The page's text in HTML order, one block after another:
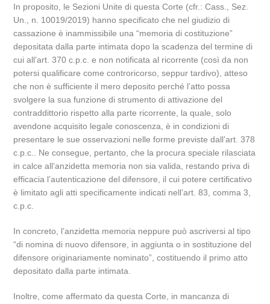
In proposito, le Sezioni Unite di questa Corte (cfr.: Cass., Sez.
Un., n. 10019/2019) hanno specificato che nel giudizio di
cassazione è inammissibile una “memoria di costituzione”
depositata dalla parte intimata dopo la scadenza del termine di
cui all’art. 370 c.p.c. e non notificata al ricorrente (così da non
potersi qualificare come controricorso, seppur tardivo), atteso
che non è sufficiente il mero deposito perché l’atto possa
svolgere la sua funzione di strumento di attivazione del
contraddittorio rispetto alla parte ricorrente, la quale, solo
avendone acquisito legale conoscenza, è in condizioni di
presentare le sue osservazioni nelle forme previste dall’art. 378
c.p.c.. Ne consegue, pertanto, che la procura speciale rilasciata
in calce all’anzidetta memoria non sia valida, restando priva di
efficacia l’autenticazione del difensore, il cui potere certificativo
è limitato agli atti specificamente indicati nell’art. 83, comma 3,
c.p.c.
In concreto, l’anzidetta memoria neppure può ascriversi al tipo
“di nomina di nuovo difensore, in aggiunta o in sostituzione del
difensore originariamente nominato”, costituendo il primo atto
depositato dalla parte intimata.
Inoltre, come affermato da questa Corte, in mancanza di